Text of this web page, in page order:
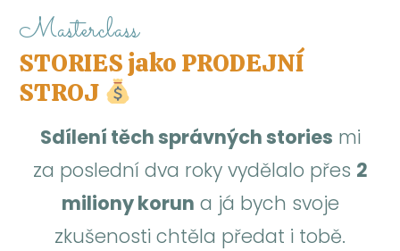
Masterclass
STORIES jako PRODEJNÍ
STROJ
Sdílení těch správných stories mi
za poslední dva roky vydělalo přes 2
miliony korun a já bych svoje
zkušenosti chtěla předat i tobě.